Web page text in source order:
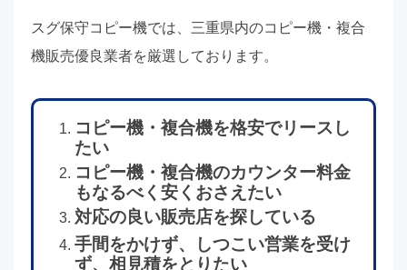
スグ保守コピー機では、三重県内のコピー機・複合
機販売優良業者を厳選しております。
コピー機・複合機を格安でリースし
たい
コピー機・複合機のカウンター料金
もなるべく安くおさえたい
対応の良い販売店を探している
手間をかけず、しつこい営業を受け
ず、相見積をとりたい